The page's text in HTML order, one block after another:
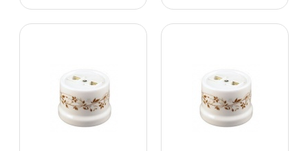
Нет в наличии
Нет в наличии